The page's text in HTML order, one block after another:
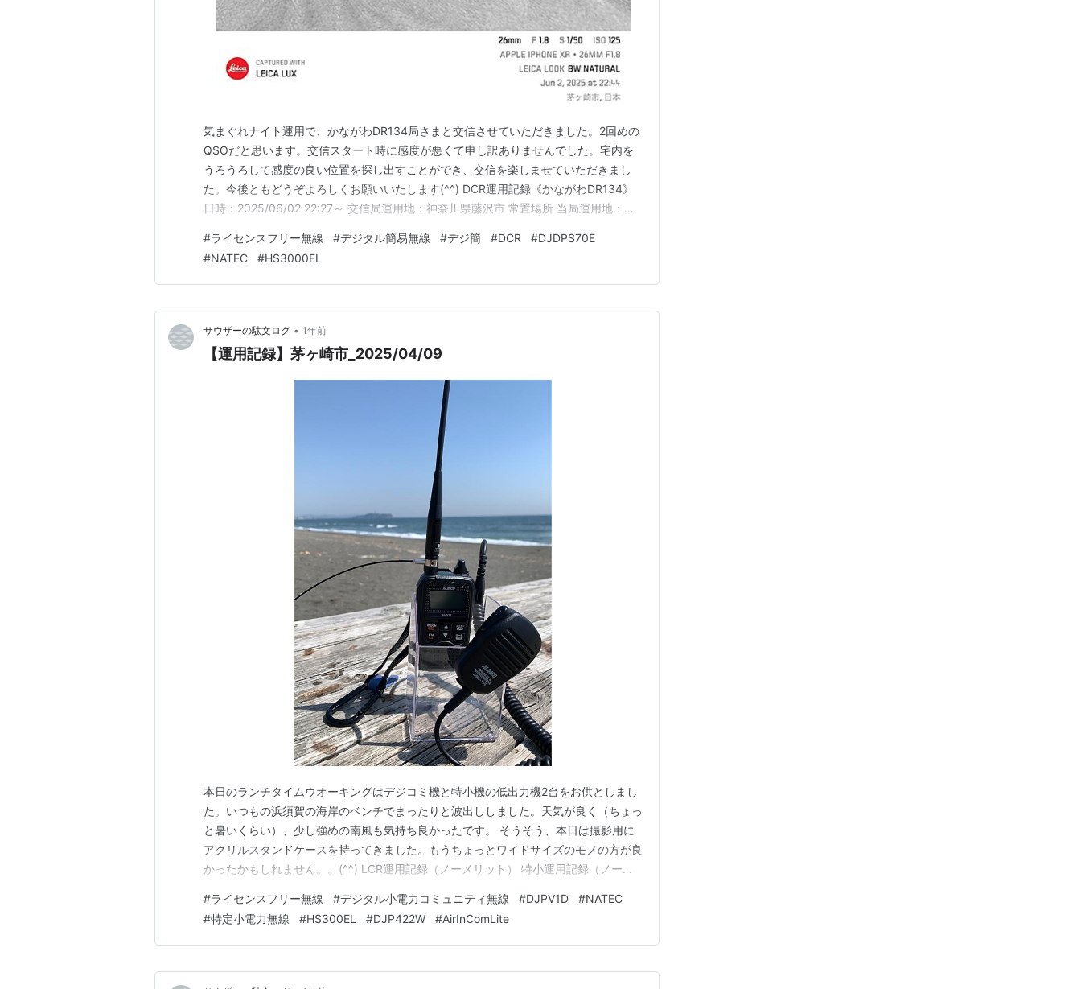
気まぐれナイト運用で、かながわDR134局さまと交信させていただきました。2回めの
QSOだと思います。交信スタート時に感度が悪くて申し訳ありませんでした。宅内を
うろうろして感度の良い位置を探し出すことができ、交信を楽しませていただきまし
た。今後ともどうぞよろしくお願いいたします(^^) DCR運用記録《かながわDR134》
日時：2025/06/02 22:27～ 交信局運用地：神奈川県藤沢市 常置場所 当局運用地：神
交信レポート：M5/56
#ライセンスフリー無線 #デジタル簡易無線 #デジ簡 #DCR #DJDPS70E
#NATEC #HS3000EL
サウザーの駄文ログ • 1年前
【運用記録】茅ヶ崎市_2025/04/09
本日のランチタイムウオーキングはデジコミ機と特小機の低出力機2台をお供としまし
た。いつもの浜須賀の海岸のベンチでまったりと波出ししました。天気が良く（ちょっ
と暑いくらい）、少し強めの南風も気持ち良かったです。 そうそう、本日は撮影用に
アクリルスタンドケースを持ってきました。もうちょっとワイドサイズのモノの方が良
かったかもしれません。。(^^) LCR運用記録（ノーメリット） 特小運用記録（ノーメ
メリット） LCR運用記録（ノーメリット） 日時：2025/04/09 12:30～ 当局運用地：
神奈…
#ライセンスフリー無線 #デジタル小電力コミュニティ無線 #DJPV1D #NATEC
#特定小電力無線 #HS300EL #DJP422W #AirInComLite